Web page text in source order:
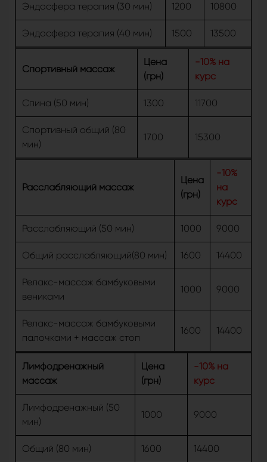
Эндосфера терапия (30 мин) 1200 10800
Эндосфера терапия (40 мин) 1500 13500
Спортивный массаж
Цена
(грн)
-10% на
курс
Спина (50 мин) 1300 11700
Спортивный общий (80
мин)
1700 15300
Расслабляющий массаж
Цена
(грн)
-10%
на
курс
Расслабляющий (50 мин) 1000 9000
Общий расслабляющий(80 мин) 1600 14400
Релакс-массаж бамбуковыми
вениками
1000 9000
Релакс-массаж бамбуковыми
палочками + массаж стоп
1600 14400
Лимфодренажный
массаж
Цена
(грн)
-10% на
курс
Лимфодренажный (50
мин)
1000 9000
Общий (80 мин) 1600 14400